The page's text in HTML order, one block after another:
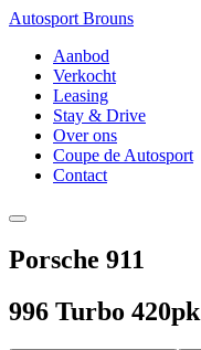
Autosport Brouns
Aanbod
Verkocht
Leasing
Stay & Drive
Over ons
Coupe de Autosport
Contact
Porsche 911
996 Turbo 420pk